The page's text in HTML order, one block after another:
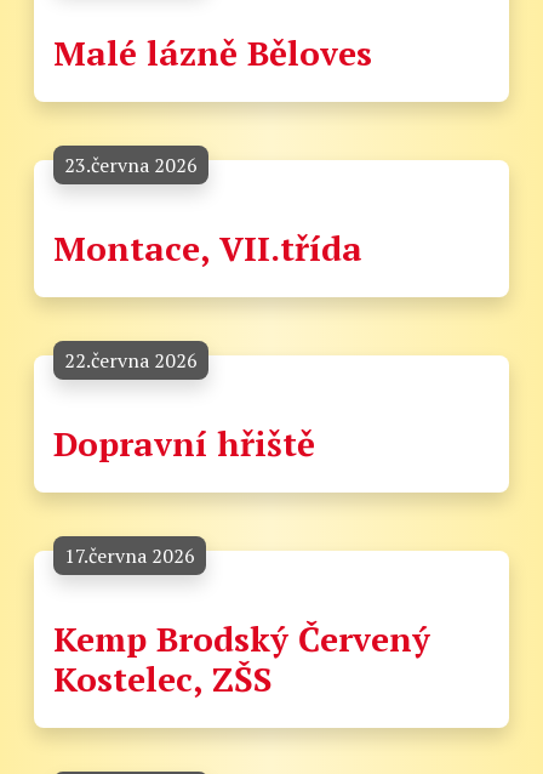
Malé lázně Běloves
23.června 2026
Montace, VII.třída
22.června 2026
Dopravní hřiště
17.června 2026
Kemp Brodský Červený
Kostelec, ZŠS